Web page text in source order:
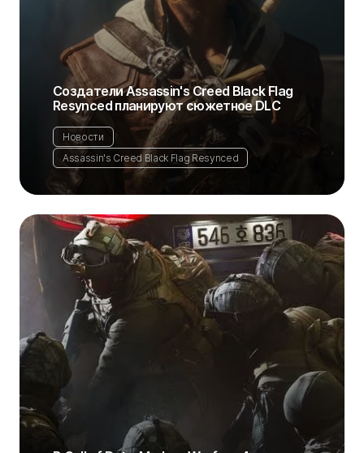
Создатели Assassin's Creed Black Flag
Resynced планируют сюжетное DLC
Новости
Assassin's Creed Black Flag Resynced